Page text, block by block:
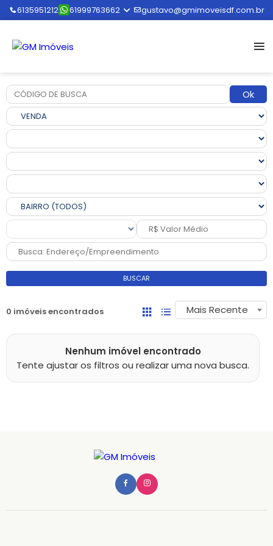
6135951212 61999763662 gustavo@gmimoveisdf.com.br
Ok
BUSCAR
0 imóveis encontrados Mais Recente
Nenhum imóvel encontrado
Tente ajustar os filtros ou realizar uma nova busca.